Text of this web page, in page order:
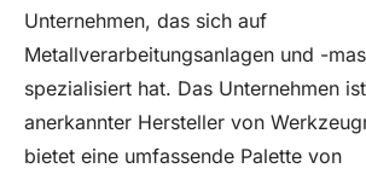
Unternehmen, das sich auf
Metallverarbeitungsanlagen und -
spezialisiert hat. Das Unternehmen
anerkannter Hersteller von
bietet eine umfassende Palette von